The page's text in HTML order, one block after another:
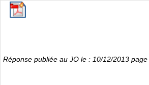
Réponse publiée au JO le : 10/12/2013